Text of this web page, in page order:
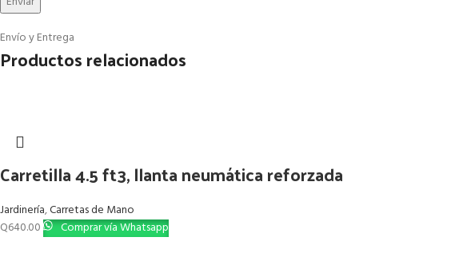
Envío y Entrega
Productos relacionados
Carretilla 4.5 ft3, llanta neumática reforzada
Jardinería,Carretas de Mano
Q640.00 Comprar vía Whatsapp